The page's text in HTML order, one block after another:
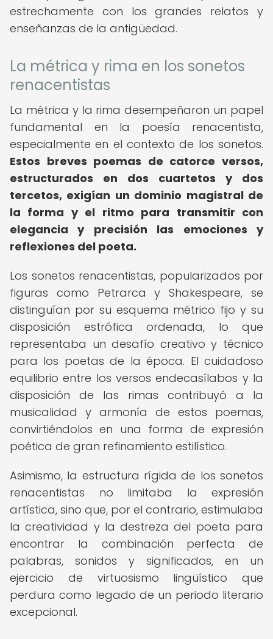
estrechamente con los grandes relatos y
enseñanzas de la antigüedad.
La métrica y rima en los sonetos
renacentistas
La métrica y la rima desempeñaron un papel
fundamental en la poesía renacentista,
especialmente en el contexto de los sonetos.
Estos breves poemas de catorce versos,
estructurados en dos cuartetos y dos
tercetos, exigían un dominio magistral de
la forma y el ritmo para transmitir con
elegancia y precisión las emociones y
reflexiones del poeta.
Los sonetos renacentistas, popularizados por
figuras como Petrarca y Shakespeare, se
distinguían por su esquema métrico fijo y su
disposición estrófica ordenada, lo que
representaba un desafío creativo y técnico
para los poetas de la época. El cuidadoso
equilibrio entre los versos endecasílabos y la
disposición de las rimas contribuyó a la
musicalidad y armonía de estos poemas,
convirtiéndolos en una forma de expresión
poética de gran refinamiento estilístico.
Asimismo, la estructura rígida de los sonetos
renacentistas no limitaba la expresión
artística, sino que, por el contrario, estimulaba
la creatividad y la destreza del poeta para
encontrar la combinación perfecta de
palabras, sonidos y significados, en un
ejercicio de virtuosismo lingüístico que
perdura como legado de un periodo literario
excepcional.